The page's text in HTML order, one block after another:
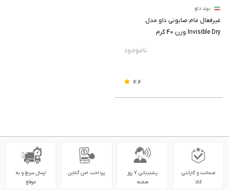
برند داو
غیرفعال مام صابونی داو مدل
Invisible Dry وزن 40 گرم
4.4
ضمانت و گارانتی
کالا
پشتیبانی 7 روز
هفته
پرداخت امن آنلاین
ارسال سریع و به
موقع